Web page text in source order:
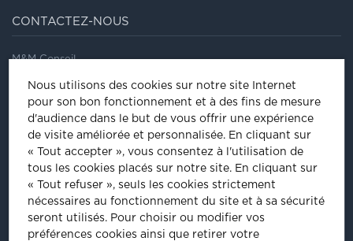
CONTACTEZ-NOUS
M&M Conseil
75007 Paris
:01 44 18 64 60
ÊTRE INVITÉ À NOS ÉVÈNEMENTS
Inscrivez-vous pour être informé de nos prochains évènements :
INSCRIPTION
Nous utilisons des cookies sur notre site Internet
pour son bon fonctionnement et à des fins de mesure
d'audience dans le but de vous offrir une expérience
de visite améliorée et personnalisée. En cliquant sur
« Tout accepter », vous consentez à l'utilisation de
tous les cookies placés sur notre site. En cliquant sur
« Tout refuser », seuls les cookies strictement
nécessaires au fonctionnement du site et à sa sécurité
seront utilisés. Pour choisir ou modifier vos
préférences cookies ainsi que retirer votre